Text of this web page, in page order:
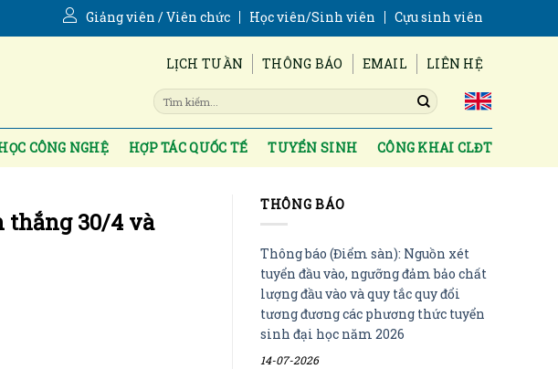
Giảng viên / Viên chức Học viên/Sinh viên Cựu sinh viên
LỊCH TUẦN THÔNG BÁO EMAIL LIÊN HỆ
CÔNG NGHỆ HỢP TÁC QUỐC TẾ TUYỂN SINH CÔNG KHAI CLĐT
thắng 30/4 và
THÔNG BÁO
Thông báo (Điểm sàn): Nguồn xét
tuyển đầu vào, ngưỡng đảm bảo chất
lượng đầu vào và quy tắc quy đổi
tương đương các phương thức tuyển
sinh đại học năm 2026
14-07-2026